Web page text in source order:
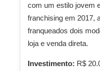
com um estilo jovem
franchising em 2017,
franqueados dois
loja e venda direta.
Investimento: R$